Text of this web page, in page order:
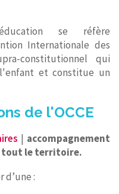
se réfère
Internationale des
constitutionnel qui
et constitue un
de l'OCCE
| accompagnement
tout le territoire.
d’une :